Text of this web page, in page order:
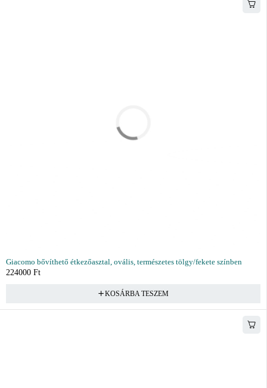
Giacomo bővíthető étkezőasztal, ovális, természetes tölgy/fekete színben
224000 Ft
KOSÁRBA TESZEM